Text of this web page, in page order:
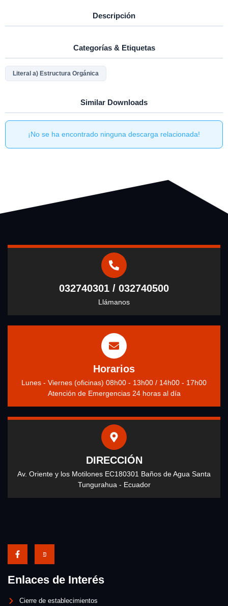
Descripción
Categorías & Etiquetas
Literal a) Estructura Orgánica
Similar Downloads
¡No se ha encontrado ninguna descarga relacionada!
032740301 / 032740500
Llámanos
Horarios
Lunes - Viernes (oficinas) 08h00 - 13h00 / 14h00 - 17h00
Atención de Emergencias 24 horas al día
DIRECCIÓN
Av. Oriente y los Motilones EC180301 Baños de Agua Santa
Tungurahua - Ecuador
Enlaces de Interés
Cierre de establecimientos